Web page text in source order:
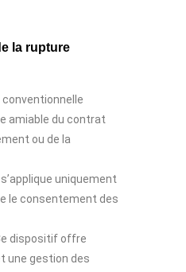
la rupture
conventionnelle
amiable du contrat
ou de la
s’applique uniquement
le consentement des
dispositif offre
une gestion des